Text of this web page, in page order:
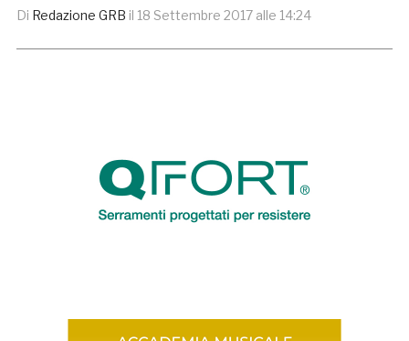
Di Redazione GRB il 18 Settembre 2017 alle 14:24